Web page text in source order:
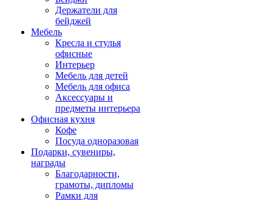
Держатели для
бейджей
Мебель
Кресла и стулья
офисные
Интерьер
Мебель для детей
Мебель для офиса
Аксессуары и
предметы интерьера
Офисная кухня
Кофе
Посуда одноразовая
Подарки, сувениры,
награды
Благодарности,
грамоты, дипломы
Рамки для